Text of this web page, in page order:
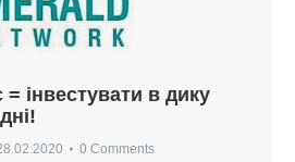
інвестувати в дику
0 Comments